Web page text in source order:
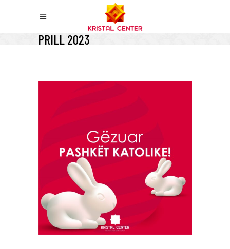
PRILL 2023